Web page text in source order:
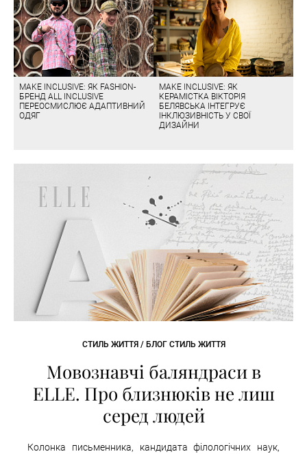
MAKE INCLUSIVE: ЯК FASHION-
БРЕНД ALL INCLUSIVE
ПЕРЕОСМИСЛЮЄ АДАПТИВНИЙ
ОДЯГ
MAKE INCLUSIVE: ЯК
КЕРАМІСТКА ВІКТОРІЯ
БЕЛЯВСЬКА ІНТЕГРУЄ
ІНКЛЮЗИВНІСТЬ У СВОЇ
ДИЗАЙНИ
СТИЛЬ ЖИТТЯ / БЛОГ СТИЛЬ ЖИТТЯ
Мовознавчі баляндраси в
ELLE. Про близнюків не лиш
серед людей
Колонка письменника, кандидата філологічних наук,